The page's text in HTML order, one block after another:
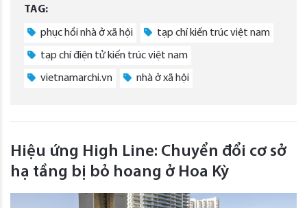
TAG:
phục hồi nhà ở xã hội tạp chí kiến trúc việt nam
tạp chí điện tử kiến trúc việt nam
vietnamarchi.vn nhà ở xã hội
Hiệu ứng High Line: Chuyển đổi cơ sở
hạ tầng bị bỏ hoang ở Hoa Kỳ